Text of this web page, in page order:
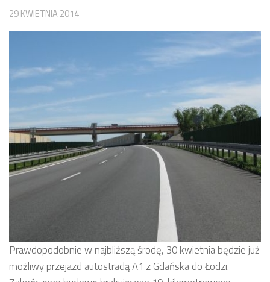
29 KWIETNIA 2014
Prawdopodobnie w najbliższą środę, 30 kwietnia będzie już
możliwy przejazd autostradą A1 z Gdańska do Łodzi.